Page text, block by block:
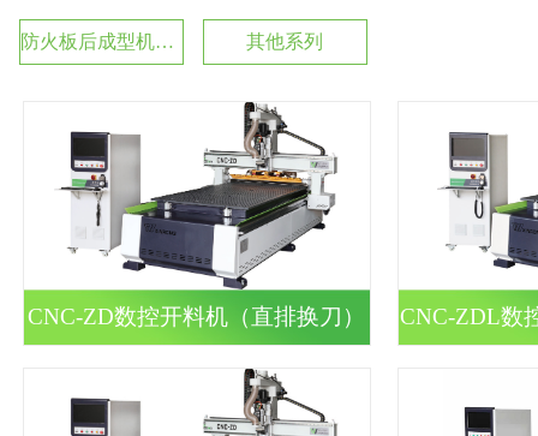
防火板后成型机系列 其他系列
CNC-ZD数控开料机（直排换刀） CNC-ZDL数